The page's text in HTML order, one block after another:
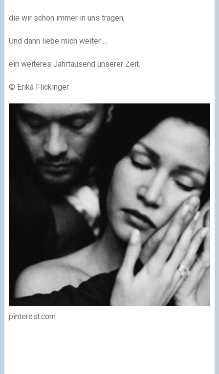
die wir schon immer in uns tragen,
Und dann liebe mich weiter …
ein weiteres Jahrtausend unserer Zeit.
© Erika Flickinger
pinterest.com